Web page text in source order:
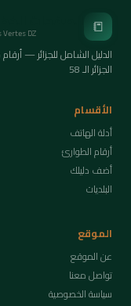
📒
Vertes DZ
الدليل الشامل للجزائر —
الجزائر الـ 58
الأقسام
أدلة الهاتف
أرقام الطوارئ
أضف دليلك
البلديات
الموقع
عن الموقع
تواصل معنا
سياسة الخصوصية